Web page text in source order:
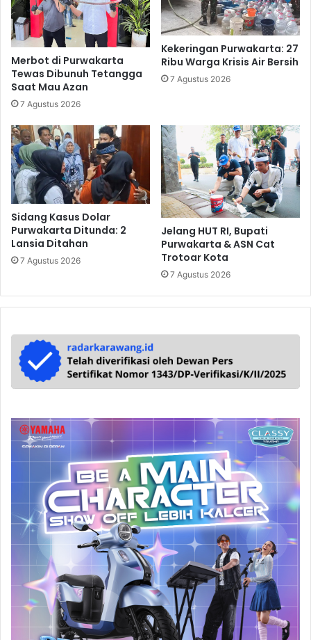
Merbot di Purwakarta
Tewas Dibunuh Tetangga
Saat Mau Azan
7 Agustus 2026
Kekeringan Purwakarta: 27
Ribu Warga Krisis Air Bersih
7 Agustus 2026
Sidang Kasus Dolar
Purwakarta Ditunda: 2
Lansia Ditahan
7 Agustus 2026
Jelang HUT RI, Bupati
Purwakarta & ASN Cat
Trotoar Kota
7 Agustus 2026